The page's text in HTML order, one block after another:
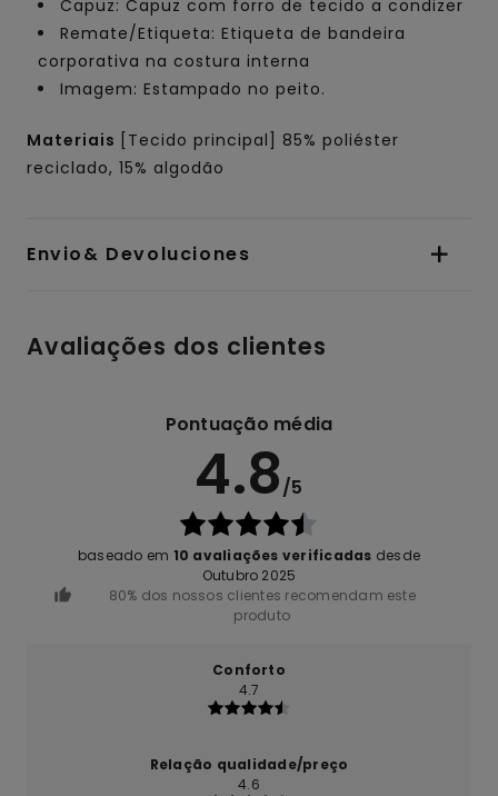
Capuz: Capuz com forro de tecido a condizer
Remate/Etiqueta: Etiqueta de bandeira
corporativa na costura interna
Imagem: Estampado no peito.
Materiais
[Tecido principal] 85% poliéster
reciclado, 15% algodão
Envio& Devoluciones
Avaliações dos clientes
Pontuação média
4.8/5
baseado em 10 avaliações verificadas desde
Outubro 2025
80% dos nossos clientes recomendam este
produto
Conforto
4.7
Relação qualidade/preço
4.6